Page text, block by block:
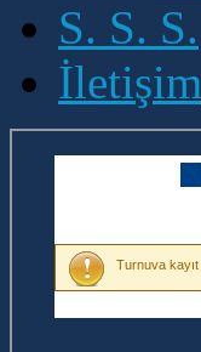
S. S. S.
İletişim